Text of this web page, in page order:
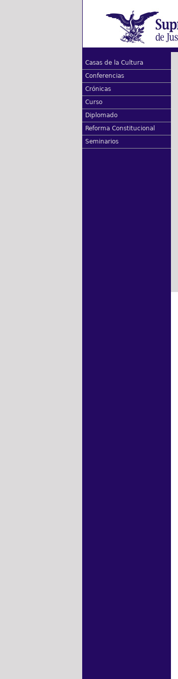
Casas de la Cultura
Conferencias
Crónicas
Curso
Diplomado
Reforma Constitucional
Seminarios